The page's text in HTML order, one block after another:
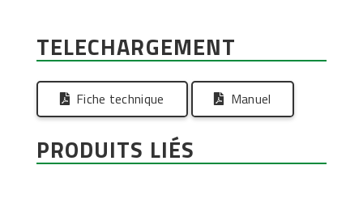
TELECHARGEMENT
Fiche technique Manuel
PRODUITS LIÉS